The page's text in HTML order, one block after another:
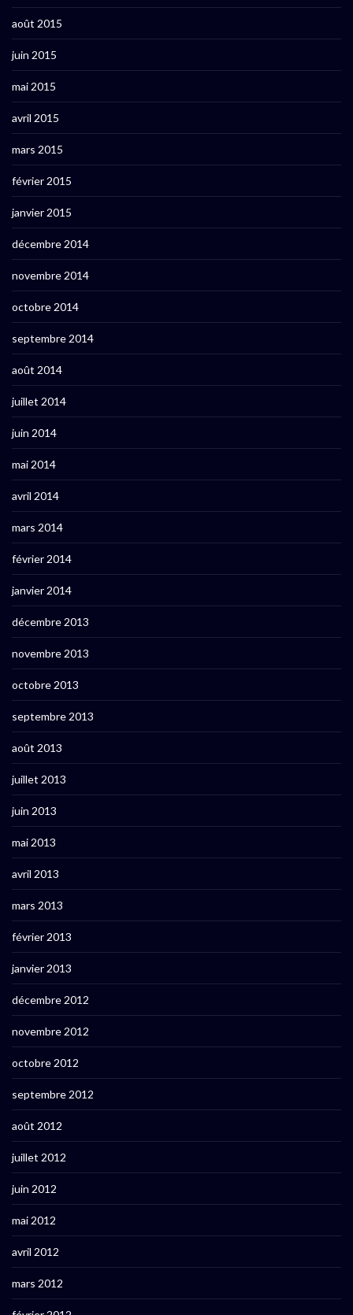
août 2015
juin 2015
mai 2015
avril 2015
mars 2015
février 2015
janvier 2015
décembre 2014
novembre 2014
octobre 2014
septembre 2014
août 2014
juillet 2014
juin 2014
mai 2014
avril 2014
mars 2014
février 2014
janvier 2014
décembre 2013
novembre 2013
octobre 2013
septembre 2013
août 2013
juillet 2013
juin 2013
mai 2013
avril 2013
mars 2013
février 2013
janvier 2013
décembre 2012
novembre 2012
octobre 2012
septembre 2012
août 2012
juillet 2012
juin 2012
mai 2012
avril 2012
mars 2012